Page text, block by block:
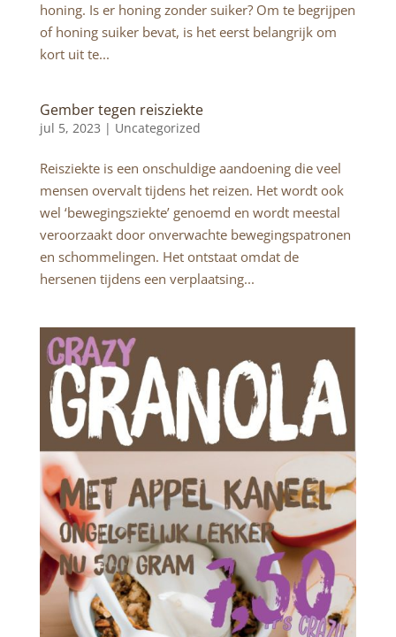
honing. Is er honing zonder suiker? Om te begrijpen
of honing suiker bevat, is het eerst belangrijk om
kort uit te...
Gember tegen reisziekte
jul 5, 2023 | Uncategorized
Reisziekte is een onschuldige aandoening die veel
mensen overvalt tijdens het reizen. Het wordt ook
wel ‘bewegingsziekte’ genoemd en wordt meestal
veroorzaakt door onverwachte bewegingspatronen
en schommelingen. Het ontstaat omdat de
hersenen tijdens een verplaatsing...